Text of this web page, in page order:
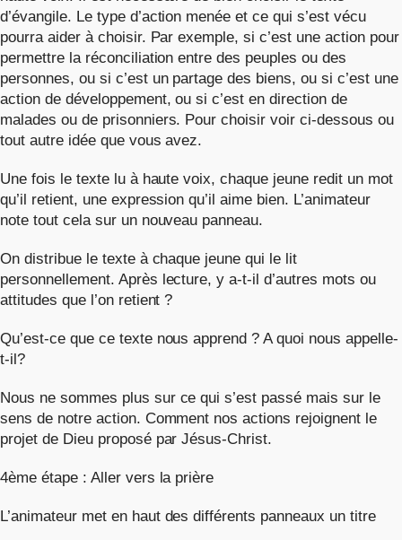
d’évangile. Le type d’action menée et ce qui s’est vécu
pourra aider à choisir. Par exemple, si c’est une action pour
permettre la réconciliation entre des peuples ou des
personnes, ou si c’est un partage des biens, ou si c’est une
action de développement, ou si c’est en direction de
malades ou de prisonniers. Pour choisir voir ci-dessous ou
tout autre idée que vous avez.
Une fois le texte lu à haute voix, chaque jeune redit un mot
qu’il retient, une expression qu’il aime bien. L’animateur
note tout cela sur un nouveau panneau.
On distribue le texte à chaque jeune qui le lit
personnellement. Après lecture, y a-t-il d’autres mots ou
attitudes que l’on retient ?
Qu’est-ce que ce texte nous apprend ? A quoi nous appelle-
t-il?
Nous ne sommes plus sur ce qui s’est passé mais sur le
sens de notre action. Comment nos actions rejoignent le
projet de Dieu proposé par Jésus-Christ.
4ème étape : Aller vers la prière
L’animateur met en haut des différents panneaux un titre